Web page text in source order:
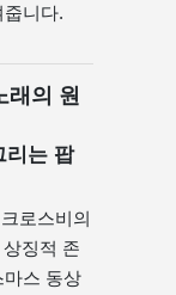
니다.
래의 원
리는 팝
로스비의
상징적 존
마스 동상